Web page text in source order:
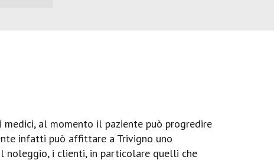
al momento il paziente può progredire
infatti può affittare a Trivigno uno
noleggio, i clienti, in particolare quelli che